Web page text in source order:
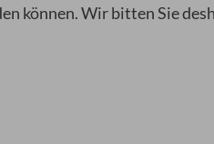
können. Wir bitten Sie